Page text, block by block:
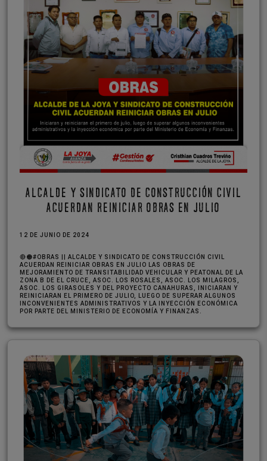
ALCALDE Y SINDICATO DE CONSTRUCCIÓN CIVIL
ACUERDAN REINICIAR OBRAS EN JULIO
12 DE JUNIO DE 2024
🔴🟠#OBRAS || ALCALDE Y SINDICATO DE CONSTRUCCIÓN CIVIL
ACUERDAN REINICIAR OBRAS EN JULIO LAS OBRAS DE
MEJORAMIENTO DE TRANSITABILIDAD VEHICULAR Y PEATONAL DE LA
ZONA B DE EL CRUCE, ASOC. LOS ROSALES, ASOC. LOS MILAGROS,
ASOC. LOS GIRASOLES Y DEL PROYECTO CANAHURAS, INICIARAN Y
REINICIARAN EL PRIMERO DE JULIO, LUEGO DE SUPERAR ALGUNOS
INCONVENIENTES ADMINISTRATIVOS Y LA INYECCIÓN ECONÓMICA
POR PARTE DEL MINISTERIO DE ECONOMÍA Y FINANZAS.